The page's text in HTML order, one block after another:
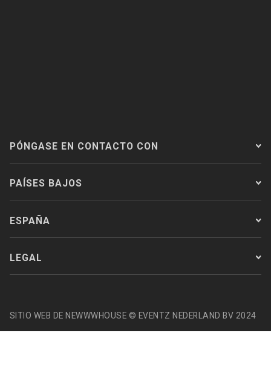
PÓNGASE EN CONTACTO CON
PAÍSES BAJOS
ESPAÑA
LEGAL
SITIO WEB DE NEWWWHOUSE © EVENTZ NEDERLAND BV 2024